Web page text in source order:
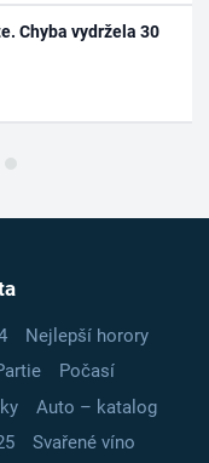
Chyba vydržela 30
Nejlepší horory
Počasí
Auto – katalog
Svařené víno